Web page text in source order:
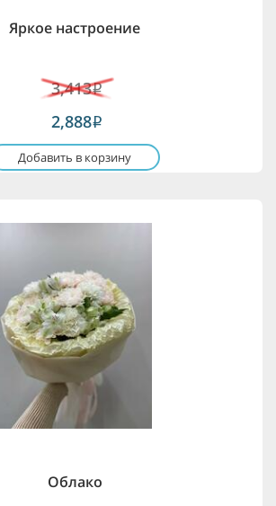
Яркое настроение
3,413i
2,888i
Добавить в корзину
Облако